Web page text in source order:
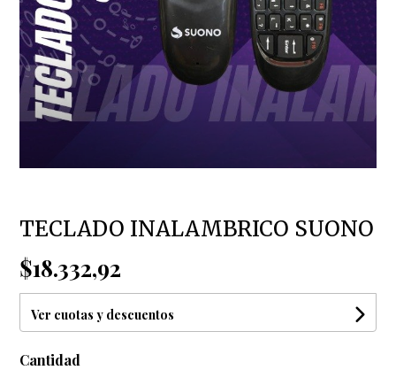
TECLADO INALAMBRICO SUONO
$18.332,92
Ver cuotas y descuentos
Cantidad